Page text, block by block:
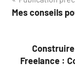
de
Mes conseils
Freelance :